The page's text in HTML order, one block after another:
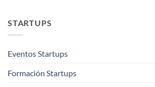
STARTUPS
Eventos Startups
Formación Startups